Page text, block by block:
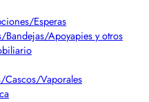
Esperas
Bandejas/Apoyapies y otros
Cascos/Vaporales